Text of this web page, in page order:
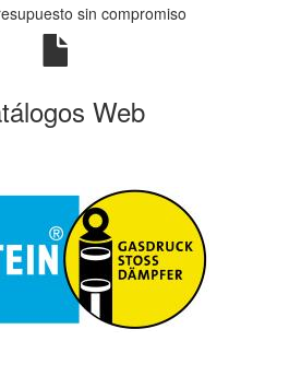
sin compromiso
Web